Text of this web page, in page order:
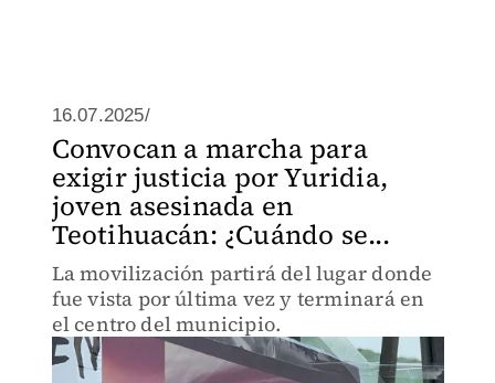
16.07.2025/
Convocan a marcha para
exigir justicia por Yuridia,
joven asesinada en
Teotihuacán: ¿Cuándo se...
La movilización partirá del lugar donde
fue vista por última vez y terminará en
el centro del municipio.